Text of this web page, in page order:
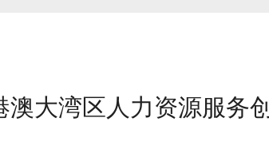
大湾区人力资源服务